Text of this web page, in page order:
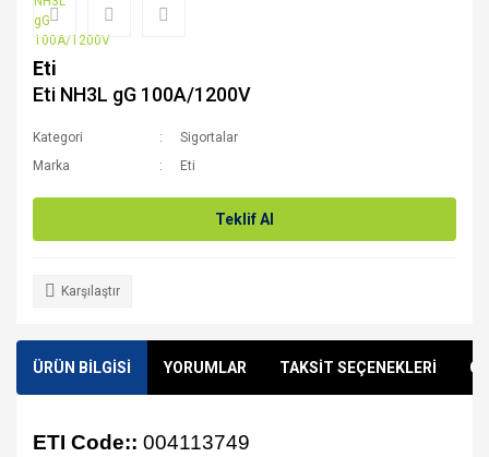
Eti
Eti NH3L gG 100A/1200V
Kategori
Sigortalar
Marka
Eti
Teklif Al
Karşılaştır
ÜRÜN BİLGİSİ YORUMLAR TAKSİT SEÇENEKLERİ
ETI Code:: 004113749